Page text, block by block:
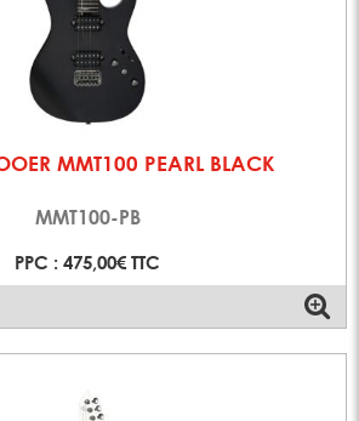
MMT100 PEARL BLACK
MMT100-PB
PPC : 475,00€ TTC